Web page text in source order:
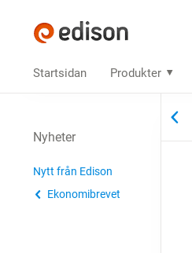
Startsidan Produkter
Nyheter
Nytt från Edison
Ekonomibrevet